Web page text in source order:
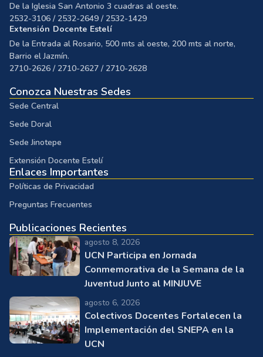
De la Iglesia San Antonio 3 cuadras al oeste.
2532-3106 / 2532-2649 / 2532-1429
Extensión Docente Estelí
De la Entrada al Rosario, 500 mts al oeste, 200 mts al norte,
Barrio el Jazmín.
2710-2626 / 2710-2627 / 2710-2628
Conozca Nuestras Sedes
Sede Central
Sede Doral
Sede Jinotepe
Extensión Docente Estelí
Enlaces Importantes
Políticas de Privacidad
Preguntas Frecuentes
Publicaciones Recientes
agosto 8, 2026
UCN Participa en Jornada
Conmemorativa de la Semana de la
Juventud Junto al MINJUVE
agosto 6, 2026
Colectivos Docentes Fortalecen la
Implementación del SNEPA en la
UCN